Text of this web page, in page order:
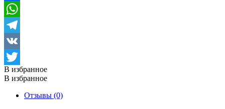
Facebook
WhatsApp
Telegram
VK
Twitter
В избранное
В избранное
Отзывы (0)